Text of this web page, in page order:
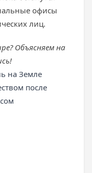
офисы
лиц.
Объясняем на
на Земле
после